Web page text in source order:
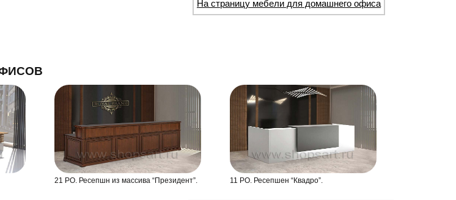
На страницу мебели для домашнего офиса
21 РО. Ресепшн из массива “Президент”. 11 РО. Ресепшен “Квадро”.